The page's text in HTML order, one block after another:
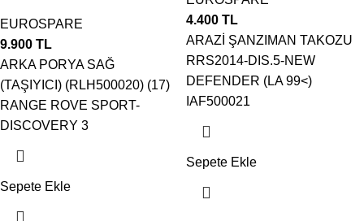
EUROSPARE
9.900 TL
ARKA PORYA SAĞ
(TAŞIYICI) (RLH500020) (17)
RANGE ROVE SPORT-
DISCOVERY 3
Sepete Ekle
4.400 TL
ARAZİ ŞANZIMAN TAKOZU
RRS2014-DIS.5-NEW
DEFENDER (LA 99<)
IAF500021
Sepete Ekle